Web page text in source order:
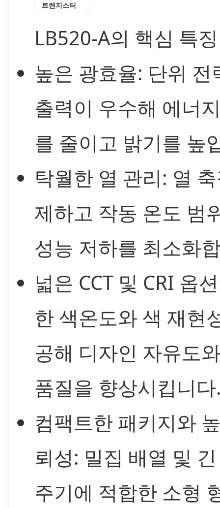
트랜지스터
LB520-A의 핵심 특징
높은 광효율: 단위 전
출력이 우수해 에너
를 줄이고 밝기를 높
탁월한 열 관리: 열
제하고 작동 온도 범
성능 저하를 최소화
넓은 CCT 및 CRI 옵
한 색온도와 색 재현
공해 디자인 자유도
품질을 향상시킵니
컴팩트한 패키지와
뢰성: 밀집 배열 및
주기에 적합한 소형